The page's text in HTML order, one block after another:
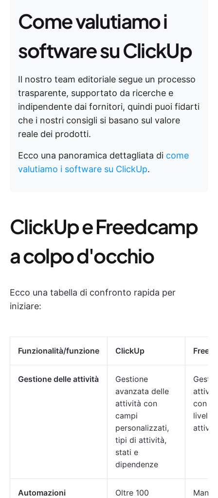
Come valutiamo i
software su ClickUp
Il nostro team editoriale segue un processo
trasparente, supportato da ricerche e
indipendente dai fornitori, quindi puoi fidarti
che i nostri consigli si basano sul valore
reale dei prodotti.
Ecco una panoramica dettagliata di come
valutiamo i software su ClickUp.
ClickUp e Freedcamp
a colpo d'occhio
Ecco una tabella di confronto rapida per
iniziare:
Funzionalità/funzione ClickUp
Gestione delle attività
Gestione
avanzata delle
attività con
campi
personalizzati,
tipi di attività,
stati e
dipendenze
con
livelli
Automazioni
Oltre 100